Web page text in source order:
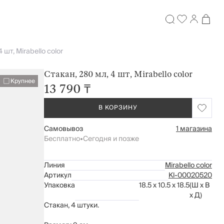
шт, Mirabello color
Крупнее
Стакан, 280 мл, 4 шт, Mirabello color
13 790 ₸
В КОРЗИНУ
Самовывоз
1 магазина
Бесплатно•Сегодня и позже
Линия
Mirabello color
Артикул
Kl-00020520
Упаковка
18.5 x 10.5 x 18.5(Ш x В
x Д)
Стакан, 4 штуки.